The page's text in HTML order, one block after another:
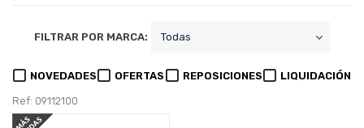
FILTRAR POR MARCA:
NOVEDADES OFERTAS REPOSICIONES LIQUIDACIÓN
Ref: 09112100